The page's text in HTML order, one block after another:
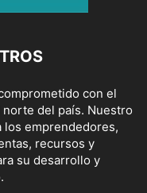
con el
del país. Nuestro
los emprendedores,
recursos y
su desarrollo y